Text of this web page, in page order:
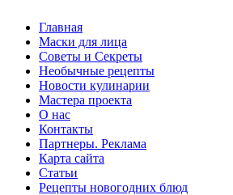
Главная
Маски для лица
Советы и Секреты
Необычные рецепты
Новости кулинарии
Мастера проекта
О нас
Контакты
Партнеры. Реклама
Карта сайта
Статьи
Рецепты новогодних блюд